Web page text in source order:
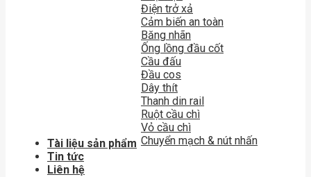
Điện trở xả
Cảm biến an toàn
Băng nhãn
Ống lồng đầu cốt
Cầu đấu
Đầu cos
Dây thít
Thanh din rail
Ruột cầu chì
Vỏ cầu chì
Chuyển mạch & nút nhấn
Tài liệu sản phẩm
Tin tức
Liên hệ